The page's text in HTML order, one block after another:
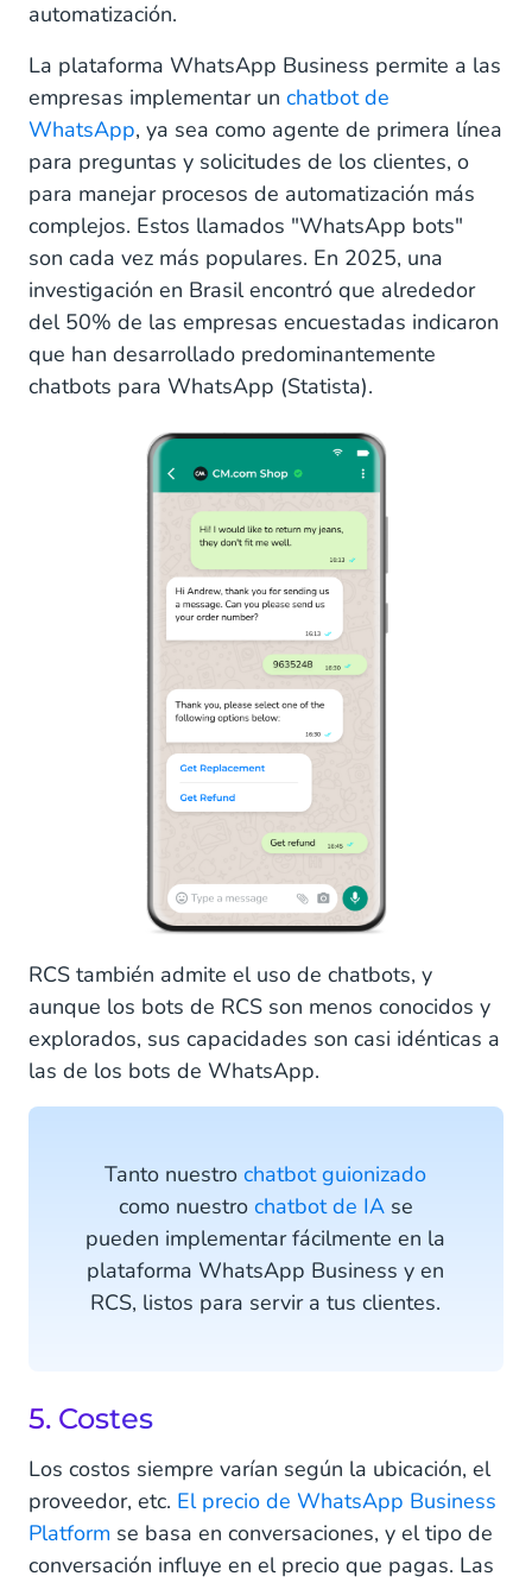
automatización.
La plataforma WhatsApp Business permite a las
empresas implementar un chatbot de
WhatsApp, ya sea como agente de primera línea
para preguntas y solicitudes de los clientes, o
para manejar procesos de automatización más
complejos. Estos llamados "WhatsApp bots"
son cada vez más populares. En 2025, una
investigación en Brasil encontró que alrededor
del 50% de las empresas encuestadas indicaron
que han desarrollado predominantemente
chatbots para WhatsApp (Statista).
RCS también admite el uso de chatbots, y
aunque los bots de RCS son menos conocidos y
explorados, sus capacidades son casi idénticas a
las de los bots de WhatsApp.
Tanto nuestrochatbot guionizado
como nuestro chatbot de IAse
pueden implementar fácilmente en la
plataforma WhatsApp Business y en
RCS, listos para servir a tus clientes.
5. Costes
Los costos siempre varían según la ubicación, el
proveedor, etc. El precio de WhatsApp Business
Platform se basa en conversaciones, y el tipo de
conversación influye en el precio que pagas. Las